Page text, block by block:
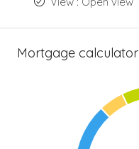
Mortgage calculator